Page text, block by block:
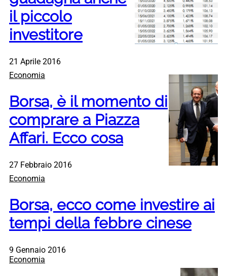
il piccolo
investitore
21 Aprile 2016
Economia
Borsa, è il momento di
comprare a Piazza
Affari. Ecco cosa
27 Febbraio 2016
Economia
Borsa, ecco come investire ai
tempi della febbre cinese
9 Gennaio 2016
Economia